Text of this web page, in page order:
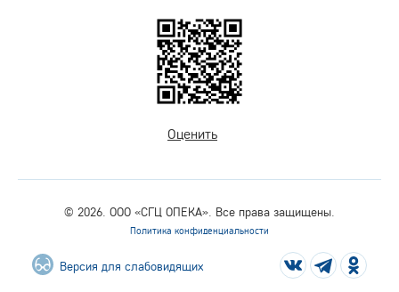
Оценить
© 2026. ООО «СГЦ ОПЕКА». Все права защищены.
Политика конфиденциальности
Версия для слабовидящих